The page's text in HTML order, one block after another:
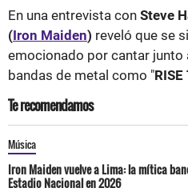
En una entrevista con Steve
(Iron Maiden) reveló que se
emocionado por cantar junto
bandas de metal como "RISE
Te recomendamos
Música
Iron Maiden vuelve a Lima: la mítica
Estadio Nacional en 2026